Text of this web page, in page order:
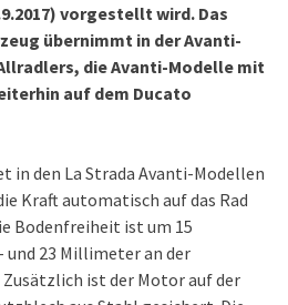
vorgestellt wird. Das
übernimmt in der Avanti-
die Avanti-Modelle mit
auf dem Ducato
in den La Strada Avanti-Modellen
Kraft automatisch auf das Rad
Bodenfreiheit ist um 15
23 Millimeter an der
ist der Motor auf der